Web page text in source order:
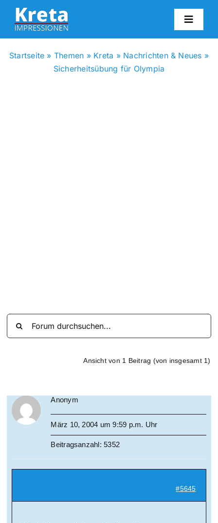
Zum
Inhalt
springen
Startseite » Themen » Kreta » Nachrichten & Neues »
Sicherheitsübung für Olympia
Ansicht von 1 Beitrag (von insgesamt 1)
Anonym
März 10, 2004 um 9:59 p.m. Uhr
Beitragsanzahl: 5352
#5645